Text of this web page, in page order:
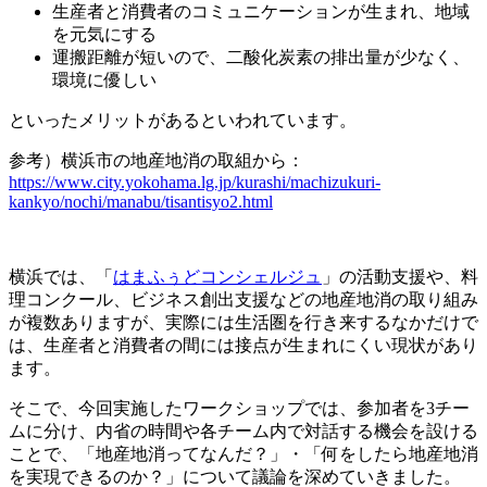
生産者と消費者のコミュニケーションが生まれ、地域
を元気にする
運搬距離が短いので、二酸化炭素の排出量が少なく、
環境に優しい
といったメリットがあるといわれています。
参考）横浜市の地産地消の取組から：
https://www.city.yokohama.lg.jp/kurashi/machizukuri-
kankyo/nochi/manabu/tisantisyo2.html
横浜では、「 はまふぅどコンシェルジュ 」の活動支援や、料
理コンクール、ビジネス創出支援などの地産地消の取り組み
が複数ありますが、実際には生活圏を行き来するなかだけで
は、生産者と消費者の間には接点が生まれにくい現状があり
ます。
そこで、今回実施したワークショップでは、参加者を3チー
ムに分け、内省の時間や各チーム内で対話する機会を設ける
ことで、「地産地消ってなんだ？」・「何をしたら地産地消
を実現できるのか？」について議論を深めていきました。